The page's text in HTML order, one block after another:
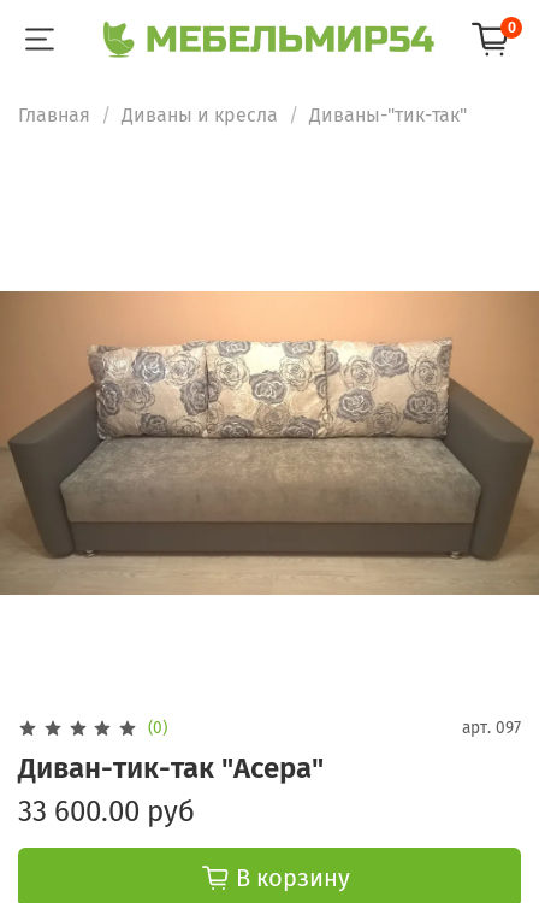
0
Главная Диваны и кресла Диваны-"тик-так"
(0) арт. 097
Диван-тик-так "Асера"
33 600.00 руб
В корзину